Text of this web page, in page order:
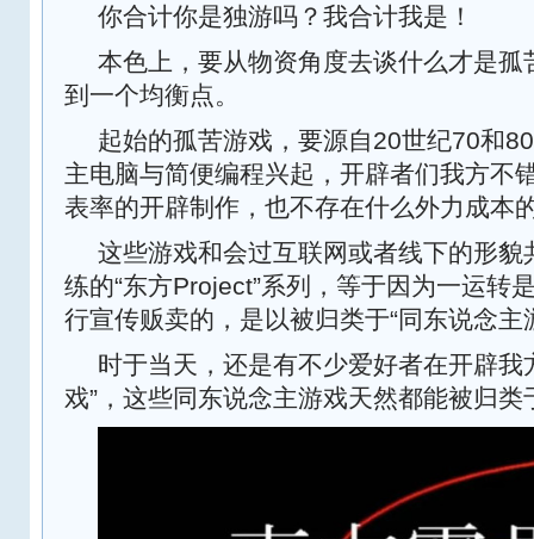
你合计你是独游吗？我合计我是！
本色上，要从物资角度去谈什么才是孤
到一个均衡点。
起始的孤苦游戏，要源自20世纪70和
主电脑与简便编程兴起，开辟者们我方不
表率的开辟制作，也不存在什么外力成本
这些游戏和会过互联网或者线下的形貌
练的“东方Project”系列，等于因为一运转
行宣传贩卖的，是以被归类于“同东说念主
时于当天，还是有不少爱好者在开辟我
戏”，这些同东说念主游戏天然都能被归类